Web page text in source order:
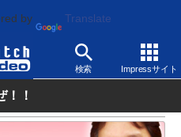
by Translate
検索 Impressサイト
！！